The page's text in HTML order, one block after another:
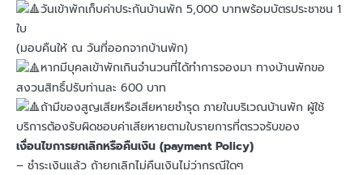
วันเข้าพักเก็บค่าประกันบ้านพัก 5,000 บาทพร้อมบัตรประชาชน 1
ใบ
(มอบคืนให้ ณ วันที่ออกจากบ้านพัก)
หากมีบุคลเข้าพักเกินจำนวนที่ได้ทำการจองมา ทางบ้านพักขอ
สงวนสิทธิ์ปรับท่านละ 600 บาท
ถ้ามีของสูญเสียหรือเสียหายชำรุด ภายในบริเวณบ้านพัก ผู้ใช้
บริการต้องรับผิดชอบค่าเสียหายตามใบรายการที่ตรวจรับของ
เงื่อนไขการยกเลิกหรือคืนเงิน (payment Policy)
– ชำระเงินแล้ว ถ้ายกเลิกไม่คืนเงินไม่ว่ากรณีใดๆ